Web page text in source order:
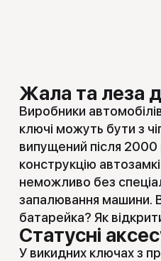
Жала та леза
Виробники
ключі можуть бути з
випущений після 2000
конструкцію
неможливо без
запалювання машини.
батарейка? Як
Статусні
У викидних ключах з